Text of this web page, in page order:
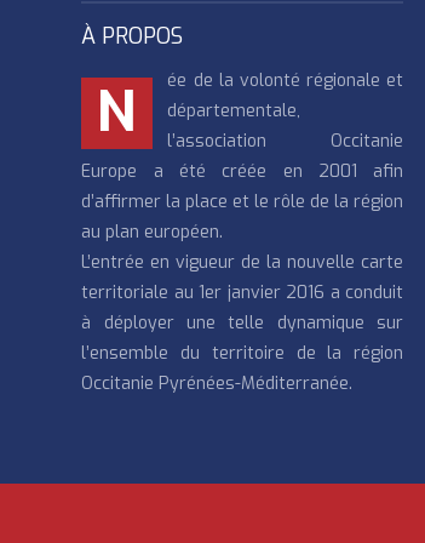
À PROPOS
N
ée de la volonté régionale et
départementale,
l’association Occitanie
Europe a été créée en 2001 afin
d’affirmer la place et le rôle de la région
au plan européen.
L’entrée en vigueur de la nouvelle carte
territoriale au 1er janvier 2016 a conduit
à déployer une telle dynamique sur
l’ensemble du territoire de la région
Occitanie Pyrénées-Méditerranée.